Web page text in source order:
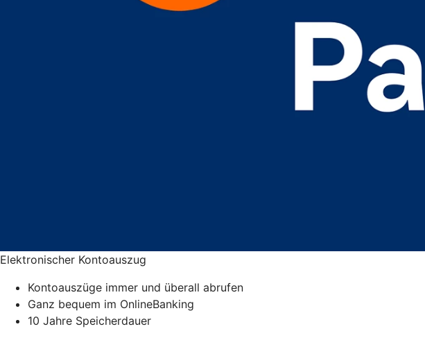
Elektronischer Kontoauszug
Kontoauszüge immer und überall abrufen
Ganz bequem im OnlineBanking
10 Jahre Speicherdauer